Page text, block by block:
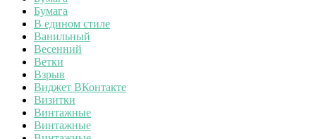
Бумага
В едином стиле
Ванильный
Весенний
Ветки
Взрыв
Виджет ВКонтакте
Визитки
Винтажные
Винтажные